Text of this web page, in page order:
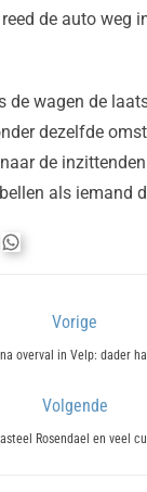
de auto weg
de wagen de
dezelfde
de
als iemand
Vorige
overval in Velp: dader
Volgende
Rosendael en veel